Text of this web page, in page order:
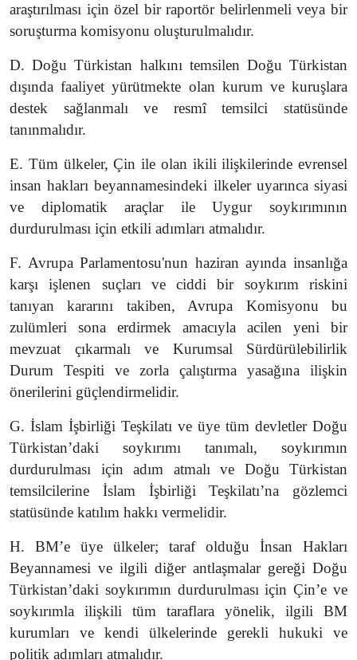
araştırılması için özel bir raportör belirlenmeli veya bir
soruşturma komisyonu oluşturulmalıdır.
D. Doğu Türkistan halkını temsilen Doğu Türkistan
dışında faaliyet yürütmekte olan kurum ve kuruşlara
destek sağlanmalı ve resmî temsilci statüsünde
tanınmalıdır.
E. Tüm ülkeler, Çin ile olan ikili ilişkilerinde evrensel
insan hakları beyannamesindeki ilkeler uyarınca siyasi
ve diplomatik araçlar ile Uygur soykırımının
durdurulması için etkili adımları atmalıdır.
F. Avrupa Parlamentosu'nun haziran ayında insanlığa
karşı işlenen suçları ve ciddi bir soykırım riskini
tanıyan kararını takiben, Avrupa Komisyonu bu
zulümleri sona erdirmek amacıyla acilen yeni bir
mevzuat çıkarmalı ve Kurumsal Sürdürülebilirlik
Durum Tespiti ve zorla çalıştırma yasağına ilişkin
önerilerini güçlendirmelidir.
G. İslam İşbirliği Teşkilatı ve üye tüm devletler Doğu
Türkistan’daki soykırımı tanımalı, soykırımın
durdurulması için adım atmalı ve Doğu Türkistan
temsilcilerine İslam İşbirliği Teşkilatı’na gözlemci
statüsünde katılım hakkı vermelidir.
H. BM’e üye ülkeler; taraf olduğu İnsan Hakları
Beyannamesi ve ilgili diğer antlaşmalar gereği Doğu
Türkistan’daki soykırımın durdurulması için Çin’e ve
soykırımla ilişkili tüm taraflara yönelik, ilgili BM
kurumları ve kendi ülkelerinde gerekli hukuki ve
politik adımları atmalıdır.